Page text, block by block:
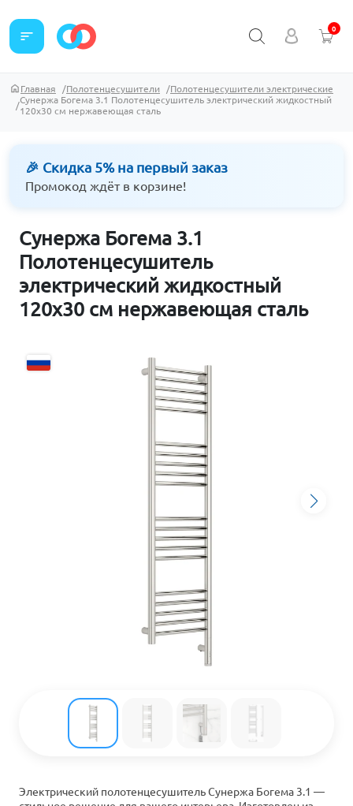
sort 0
Главная Полотенцесушители
Полотенцесушители электрические
Сунержа Богема 3.1 Полотенцесушитель электрический жидкостный
120х30 см нержавеющая сталь
🎉 Скидка 5% на первый заказ
Промокод ждёт в корзине!
Сунержа Богема 3.1
Полотенцесушитель
электрический жидкостный
120х30 см нержавеющая сталь
Электрический полотенцесушитель Сунержа Богема 3.1 —